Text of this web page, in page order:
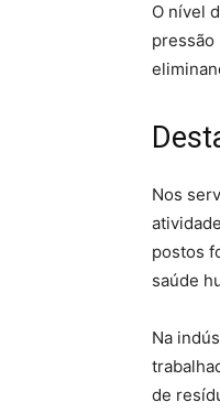
O nível
pressão
Nos
postos
saúde
Na
de